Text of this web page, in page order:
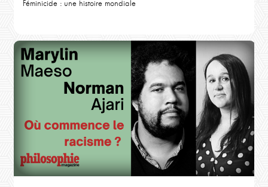
Féminicide : une histoire mondiale